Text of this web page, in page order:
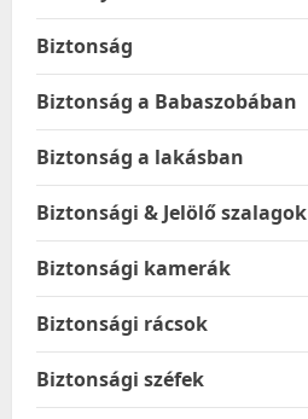
Biztonság
Biztonság a Babaszobában
Biztonság a lakásban
Biztonsági & Jelölő szalagok
Biztonsági kamerák
Biztonsági rácsok
Biztonsági széfek